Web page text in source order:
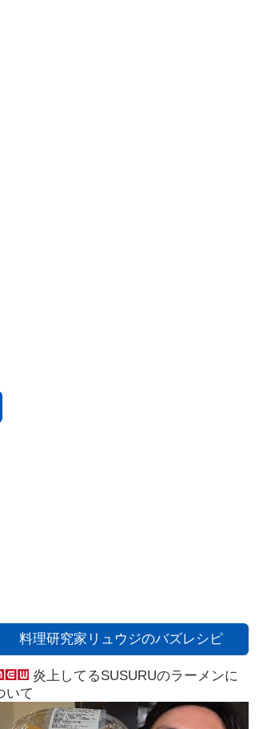
料理研究家リュウジのバズレシピ
炎上してるSUSURUのラーメンに
いて